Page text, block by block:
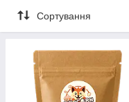
Сортування